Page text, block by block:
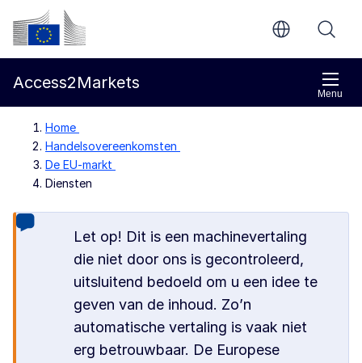
Direct naar de inhoud
Europese Commissie
Menu
Access2Markets
Home
Handelsovereenkomsten
De EU-markt
Diensten
Let op! Dit is een machinevertaling
die niet door ons is gecontroleerd,
uitsluitend bedoeld om u een idee te
geven van de inhoud. Zo’n
automatische vertaling is vaak niet
erg betrouwbaar. De Europese